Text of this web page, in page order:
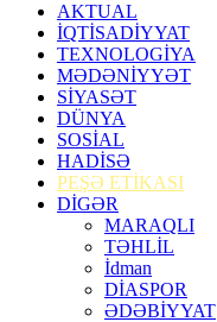
AKTUAL
İQTİSADİYYAT
TEXNOLOGİYA
MƏDƏNİYYƏT
SİYASƏT
DÜNYA
SOSİAL
HADİSƏ
PEŞƏ ETİKASI
DİGƏR
MARAQLI
TƏHLİL
İdman
DİASPOR
ƏDƏBİYYAT